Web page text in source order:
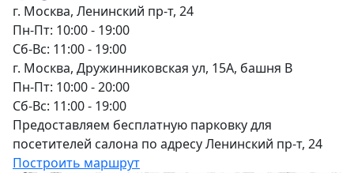
г. Москва, Ленинский пр-т, 24
Пн-Пт: 10:00 - 19:00
Сб-Вс: 11:00 - 19:00
г. Москва, Дружинниковская ул, 15А, башня В
Пн-Пт: 10:00 - 20:00
Сб-Вс: 11:00 - 19:00
Предоставляем бесплатную парковку для
посетителей салона по адресу Ленинский пр-т, 24
Построить маршрут